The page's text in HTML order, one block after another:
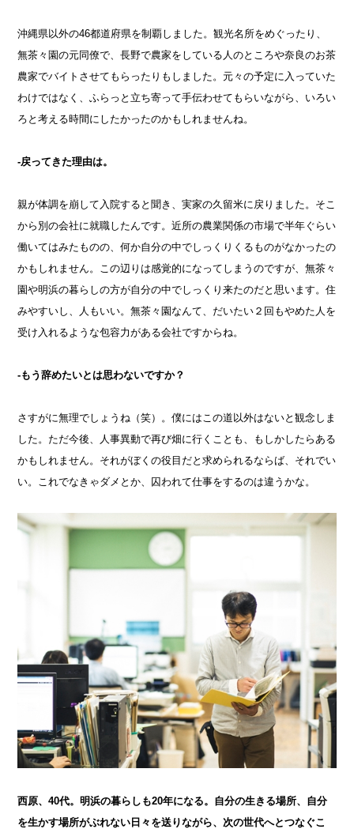
沖縄県以外の46都道府県を制覇しました。観光名所をめぐったり、
無茶々園の元同僚で、長野で農家をしている人のところや奈良のお茶
農家でバイトさせてもらったりもしました。元々の予定に入っていた
わけではなく、ふらっと立ち寄って手伝わせてもらいながら、いろい
ろと考える時間にしたかったのかもしれませんね。
-戻ってきた理由は。
親が体調を崩して入院すると聞き、実家の久留米に戻りました。そこ
から別の会社に就職したんです。近所の農業関係の市場で半年ぐらい
働いてはみたものの、何か自分の中でしっくりくるものがなかったの
かもしれません。この辺りは感覚的になってしまうのですが、無茶々
園や明浜の暮らしの方が自分の中でしっくり来たのだと思います。住
みやすいし、人もいい。無茶々園なんて、だいたい２回もやめた人を
受け入れるような包容力がある会社ですからね。
-もう辞めたいとは思わないですか？
さすがに無理でしょうね（笑）。僕にはこの道以外はないと観念しま
した。ただ今後、人事異動で再び畑に行くことも、もしかしたらある
かもしれません。それがぼくの役目だと求められるならば、それでい
い。これでなきゃダメとか、囚われて仕事をするのは違うかな。
西原、40代。明浜の暮らしも20年になる。自分の生きる場所、自分
を生かす場所がぶれない日々を送りながら、次の世代へとつなぐこ